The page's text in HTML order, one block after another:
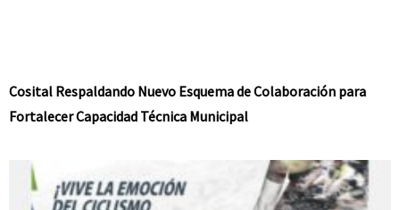
Cosital Respaldando Nuevo Esquema de Colaboración para
Fortalecer Capacidad Técnica Municipal